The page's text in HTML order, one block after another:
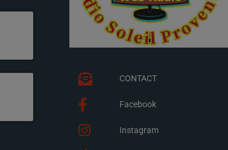
CONTACT
Facebook
Instagram